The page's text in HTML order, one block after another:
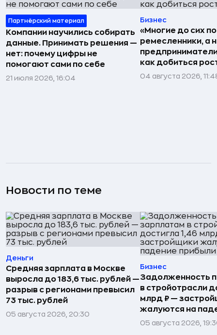
Партнёрский материал
Компании научились собирать
данные. Принимать решения —
нет: почему цифры не
помогают сами по себе
21 июля 2026, 16:04
Бизнес
«Многие до сих
ремесленники, а
как добиться
04 августа 2026,
Новости по теме
Деньги
Средняя зарплата в Москве
выросла до 183,6 тыс. рублей —
разрыв с регионами превысил
73 тыс. рублей
05 августа 2026, 20:30
Бизнес
Задолженность
в стройотрасли
млрд ₽ —
жалуются на
05 августа 2026,